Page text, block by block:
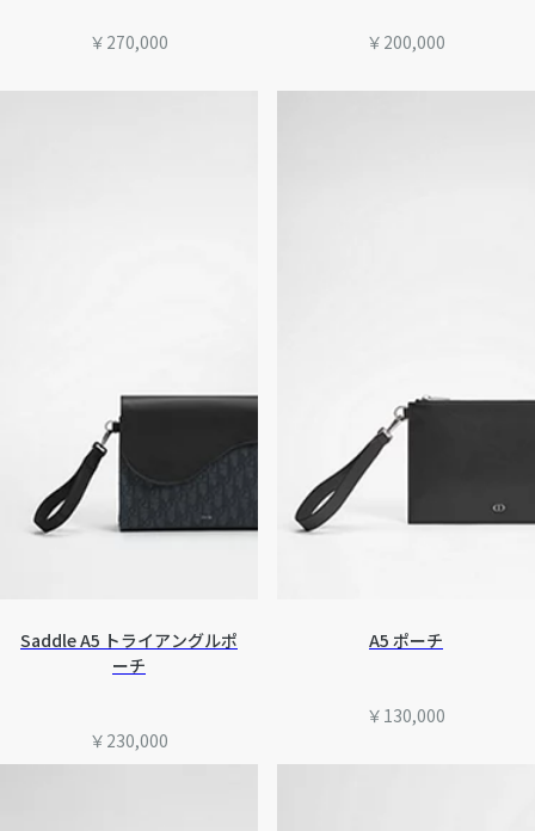
￥270,000 ￥200,000
Saddle A5 トライアングルポ
ーチ
￥230,000
A5 ポーチ
￥130,000